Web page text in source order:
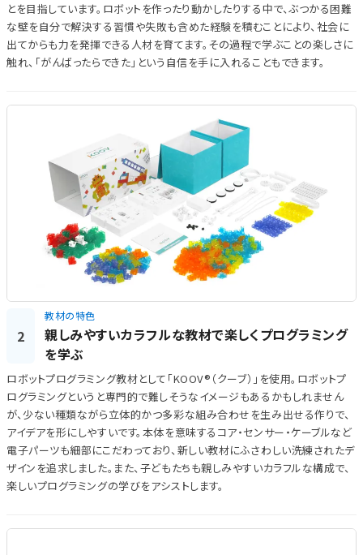
とを目指しています。ロボットを作ったり動かしたりする中で、ぶつかる困難
な壁を自分で解決する習慣や失敗も含めた経験を積むことにより、社会に
出てからも力を発揮できる人材を育てます。その過程で学ぶことの楽しさに
触れ、「がんばったらできた」という自信を手に入れることもできます。
2
教材の特色
親しみやすいカラフルな教材で楽しくプログラミング
を学ぶ
ロボットプログラミング教材として「KOOV®（クーブ）」を使用。ロボットプ
ログラミングというと専門的で難しそうなイメージもあるかもしれません
が、少ない種類ながら立体的かつ多彩な組み合わせを生み出せる作りで、
アイデアを形にしやすいです。本体を意味するコア・センサー・ケーブルなど
電子パーツも細部にこだわっており、新しい教材にふさわしい洗練されたデ
ザインを追求しました。また、子どもたちも親しみやすいカラフルな構成で、
楽しいプログラミングの学びをアシストします。